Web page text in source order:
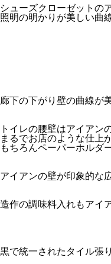
シューズクローゼットの
照明の明かりが美しい曲
廊下の下がり壁の曲線が
トイレの腰壁はアイアン
まるでお店のような仕上
もちろんペーパーホルダ
アイアンの壁が印象的な
造作の調味料入れもアイ
黒で統一されたタイル張